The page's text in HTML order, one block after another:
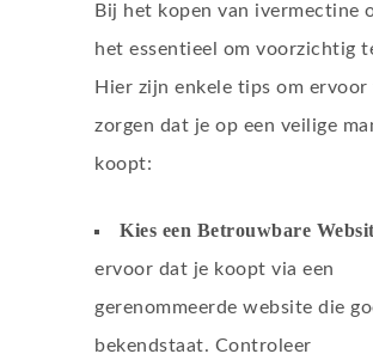
Bij het kopen van ivermectine
het essentieel om voorzichtig
Hier zijn enkele tips om ervoor
zorgen dat je op een veilige
koopt:
Kies een Betrouwbare
ervoor dat je koopt via een
gerenommeerde website die
bekendstaat. Controleer